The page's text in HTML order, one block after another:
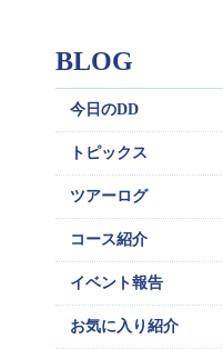
BLOG
今日のDD
トピックス
ツアーログ
コース紹介
イベント報告
お気に入り紹介